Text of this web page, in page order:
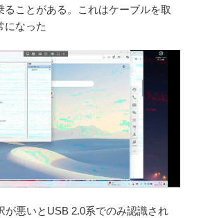
ることがある。これはケーブルを取
になった
が悪いとUSB 2.0系でのみ認識され